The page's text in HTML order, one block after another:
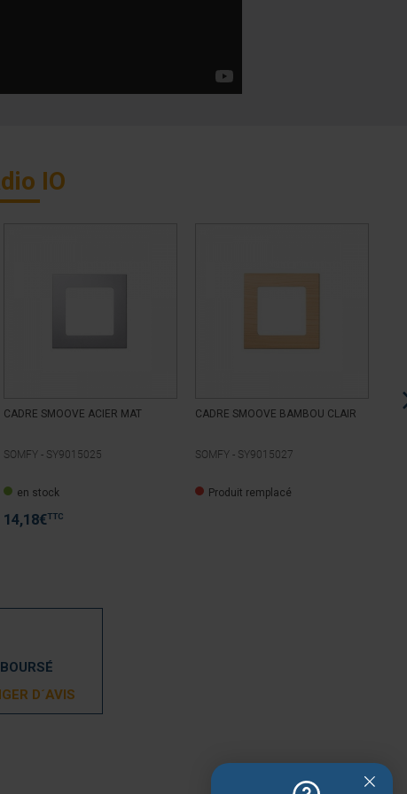
IO
CADRE SMOOVE ACIER MAT
SOMFY - SY9015025
en stock
14,18€TTC
CADRE SMOOVE BAMBOU CLAIR
SOMFY - SY9015027
Produit remplacé
D´AVIS